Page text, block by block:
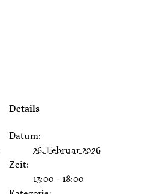
Details
Datum:
26. Februar 2026
Zeit:
13:00 - 18:00